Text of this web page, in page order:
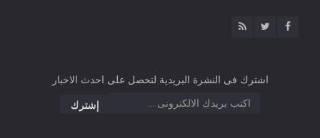
اشترك فى النشرة البريدية لتحصل على احدث الاخبار